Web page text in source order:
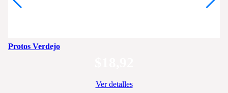
Protos Verdejo
Ver detalles